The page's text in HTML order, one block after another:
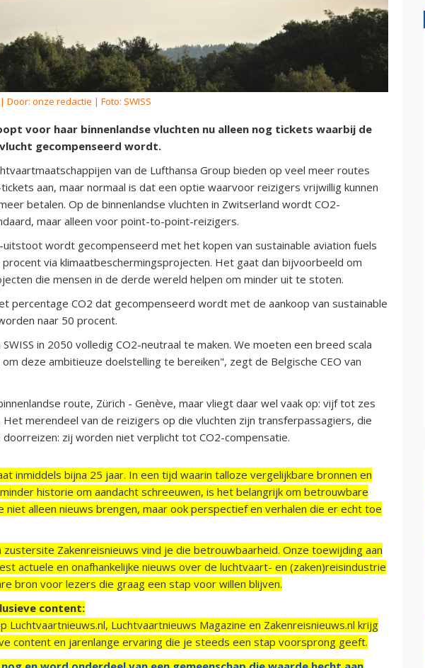
Door: onze redactie | Foto: SWISS
voor haar binnenlandse vluchten nu alleen nog tickets waarbij de
gecompenseerd wordt.
van de Lufthansa Group bieden op veel meer routes
aan, maar normaal is dat een optie waarvoor reizigers vrijwillig kunnen
betalen. Op de binnenlandse vluchten in Zwitserland wordt CO2-
maar alleen voor point-to-point-reizigers.
uitstoot wordt gecompenseerd met het kopen van sustainable aviation fuels
procent via klimaatbeschermingsprojecten. Het gaat dan bijvoorbeeld om
die mensen in de derde wereld helpen om minder uit te stoten.
percentage CO2 dat gecompenseerd wordt met de aankoop van sustainable
naar 50 procent.
in 2050 volledig CO2-neutraal te maken. We moeten een breed scala
deze ambitieuze doelstelling te bereiken", zegt de Belgische CEO van
route, Zürich - Genève, maar vliegt daar wel vaak op: vijf tot zes
merendeel van de reizigers op die vluchten zijn transferpassagiers, die
doorreizen: zij worden niet verplicht tot CO2-compensatie.
inmiddels bijna 25 jaar. In een tijd waarin talloze vergelijkbare bronnen en
historie om aandacht schreeuwen, is het belangrijk om betrouwbare
niet alleen nieuws brengen, maar ook perspectief en verhalen die er echt toe
zustersite Zakenreisnieuws vind je die betrouwbaarheid. Onze toewijding aan
actuele en onafhankelijke nieuws over de luchtvaart- en (zaken)reisindustrie
bron voor lezers die graag een stap voor willen blijven.
content:
Luchtvaartnieuws.nl, Luchtvaartnieuws Magazine en Zakenreisnieuws.nl krijg
content en jarenlange ervaring die je steeds een stap voorsprong geeft.